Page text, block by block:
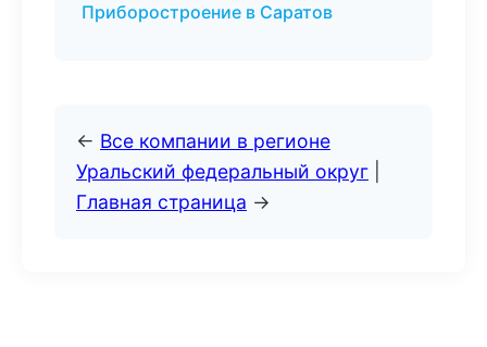
Приборостроение в Саратов
← Все компании в регионе
Уральский федеральный округ
Главная страница →